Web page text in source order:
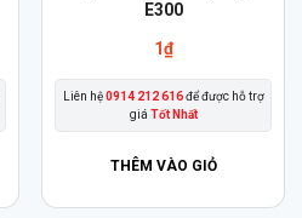
E300
1₫
Liên hệ0914 212 616để được hỗ trợ
giá Tốt Nhất
THÊM VÀO GIỎ